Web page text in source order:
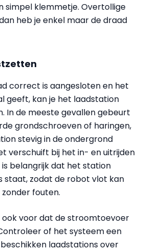
simpel klemmetje. Overtollige
heb je enkel maar de draad
correct is aangesloten en het
geeft, kan je het laadstation
In de meeste gevallen gebeurt
grondschroeven of haringen,
stevig in de ondergrond
verschuift bij het in- en uitrijden
belangrijk dat het station
staat, zodat de robot vlot kan
fouten.
ook voor dat de stroomtoevoer
of het systeem een
laadstations over